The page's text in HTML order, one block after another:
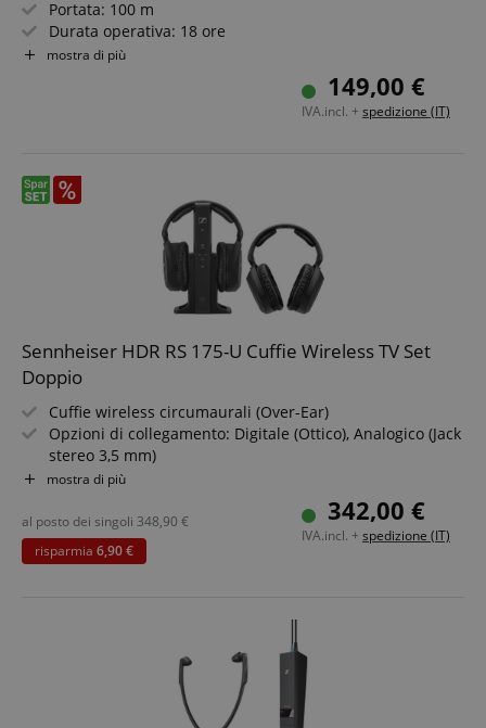
Portata: 100 m
Durata operativa: 18 ore
Risposta in frequenza: 17 Hz - 22.000 Hz
Cuffie di ricambio senza stazione base!
mostra di più
149,00 €
IVA.incl. + spedizione (IT)
Sennheiser HDR RS 175-U Cuffie Wireless TV Set
Doppio
Cuffie wireless circumaurali (Over-Ear)
Opzioni di collegamento: Digitale (Ottico), Analogico (Jack
stereo 3,5 mm)
Portata: 100 m
Risposta in frequenza: 17 Hz - 22.000 Hz
Set risparmio incluso cuffie wireless aggiuntive
Sennheiser HDR 175 TV
mostra di più
342,00 €
IVA.incl. + spedizione (IT)
al posto dei singoli 348,90 €
risparmia 6,90 €